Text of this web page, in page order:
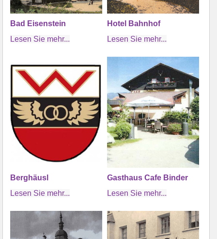
Bad Eisenstein
Lesen Sie mehr...
Hotel Bahnhof
Lesen Sie mehr...
Berghäusl
Lesen Sie mehr...
Gasthaus Cafe Binder
Lesen Sie mehr...